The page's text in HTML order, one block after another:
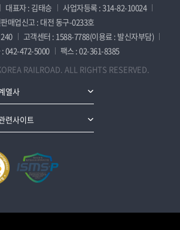
대표자 : 김태승
사업자등록 : 314-82-10024
매업신고 : 대전 동구-0233호
고객센터 : 1588-7788(이용료 : 발신자부담)
: 042-472-5000
팩스 : 02-361-8385
RAILROAD. ALL RIGHTS RESERVED.
열사
련사이트